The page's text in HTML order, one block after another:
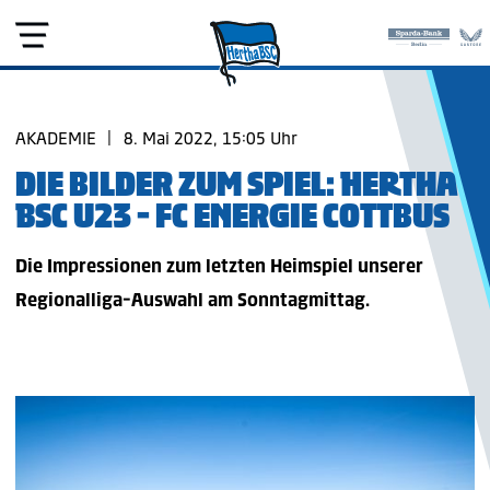
AKADEMIE 8. Mai 2022, 15:05 Uhr
DIE BILDER ZUM SPIEL: HERTHA
BSC U23 - FC ENERGIE COTTBUS
Die Impressionen zum letzten Heimspiel unserer
Regionalliga-Auswahl am Sonntagmittag.